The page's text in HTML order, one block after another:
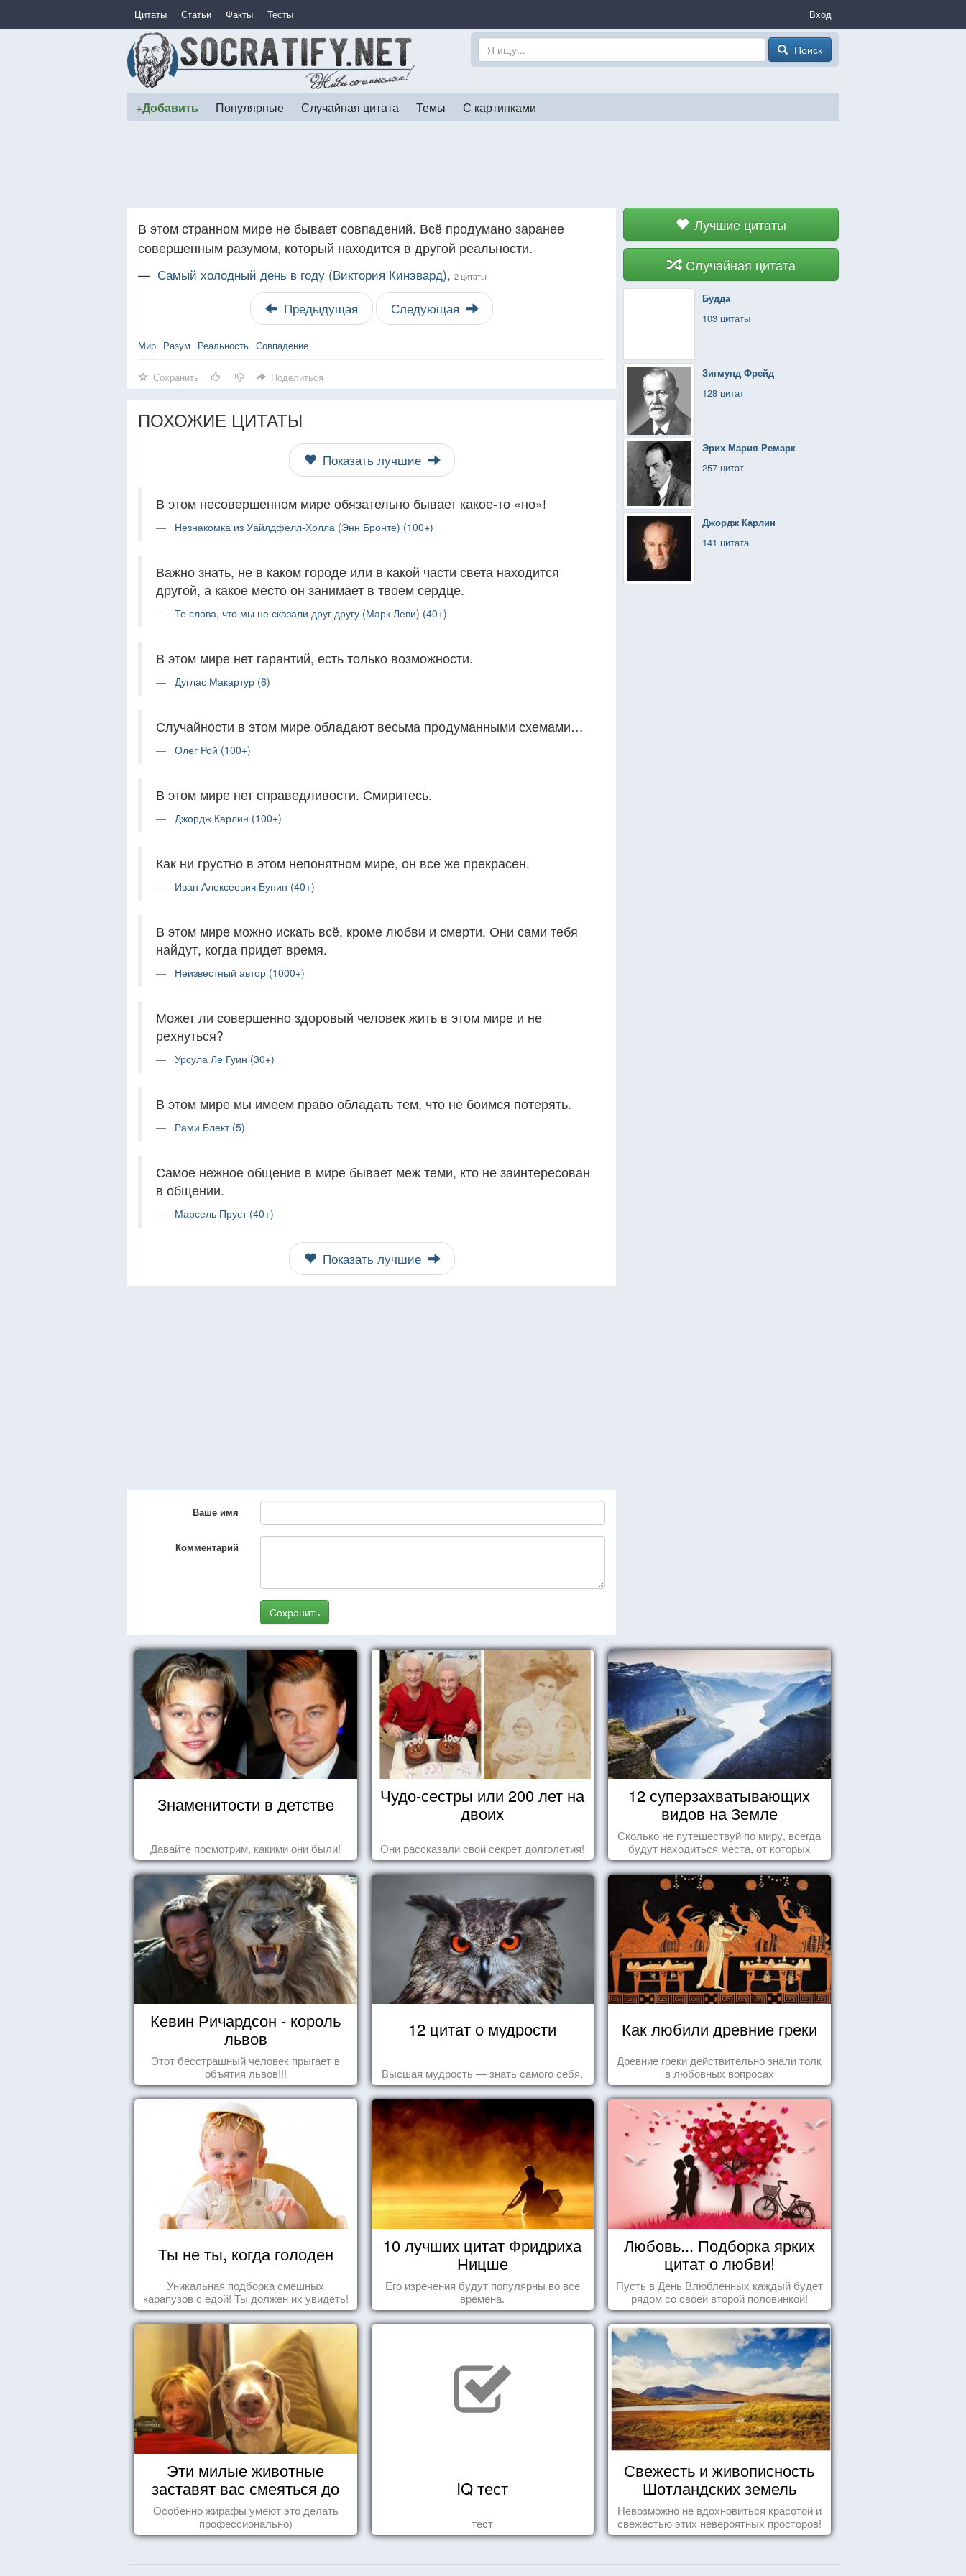
Цитаты Статьи Факты Тесты Вход
Поиск
+Добавить Популярные Случайная цитата Темы С картинками
Лучшие цитаты
Случайная цитата
Будда
103 цитаты
Зигмунд Фрейд
128 цитат
Эрих Мария Ремарк
257 цитат
Джордж Карлин
141 цитата
В этом странном мире не бывает совпадений. Всё продумано заранее
совершенным разумом, который находится в другой реальности.
— Самый холодный день в году (Виктория Кинэвард), 2 цитаты
Предыдущая Следующая
Мир Разум Реальность Совпадение
Сохранить Поделиться
ПОХОЖИЕ ЦИТАТЫ
Показать лучшие
В этом несовершенном мире обязательно бывает какое-то «но»!
Незнакомка из Уайлдфелл-Холла (Энн Бронте) (100+)
Важно знать, не в каком городе или в какой части света находится
другой, а какое место он занимает в твоем сердце.
Те слова, что мы не сказали друг другу (Марк Леви) (40+)
В этом мире нет гарантий, есть только возможности.
Дуглас Макартур (6)
Случайности в этом мире обладают весьма продуманными схемами…
Олег Рой (100+)
В этом мире нет справедливости. Смиритесь.
Джордж Карлин (100+)
Как ни грустно в этом непонятном мире, он всё же прекрасен.
Иван Алексеевич Бунин (40+)
В этом мире можно искать всё, кроме любви и смерти. Они сами тебя
найдут, когда придет время.
Неизвестный автор (1000+)
Может ли совершенно здоровый человек жить в этом мире и не
рехнуться?
Урсула Ле Гуин (30+)
В этом мире мы имеем право обладать тем, что не боимся потерять.
Рами Блект (5)
Самое нежное общение в мире бывает меж теми, кто не заинтересован
в общении.
Марсель Пруст (40+)
Показать лучшие
Ваше имя
Комментарий
Сохранить
Знаменитости в детстве
Давайте посмотрим, какими они были!
Чудо-сестры или 200 лет на
двоих
Они рассказали свой секрет долголетия!
12 суперзахватывающих
видов на Земле
Сколько не путешествуй по миру, всегда
будут находиться места, от которых
перехватывает дух и кружится голова...
Кевин Ричардсон - король
львов
Этот бесстрашный человек прыгает в
объятия львов!!!
12 цитат о мудрости
Высшая мудрость — знать самого себя.
Как любили древние греки
Древние греки действительно знали толк
в любовных вопросах
Ты не ты, когда голоден
Уникальная подборка смешных
карапузов с едой! Ты должен их увидеть!
10 лучших цитат Фридриха
Ницше
Его изречения будут популярны во все
времена.
Любовь... Подборка ярких
цитат о любви!
Пусть в День Влюбленных каждый будет
рядом со своей второй половинкой!
Эти милые животные
заставят вас смеяться до
упаду!
Особенно жирафы умеют это делать
профессионально)
IQ тест
тест
Свежесть и живописность
Шотландских земель
Невозможно не вдохновиться красотой и
свежестью этих невероятных просторов!